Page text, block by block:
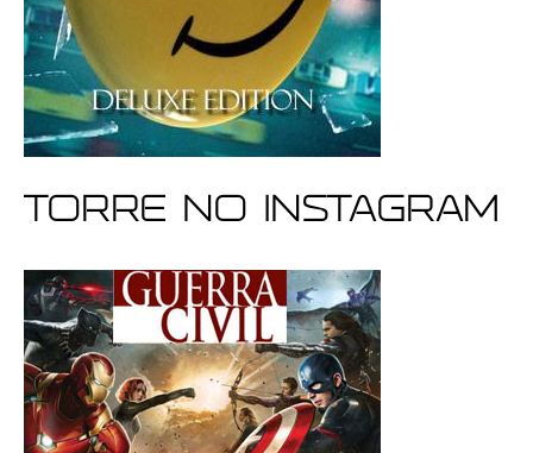
Torre no Instagram